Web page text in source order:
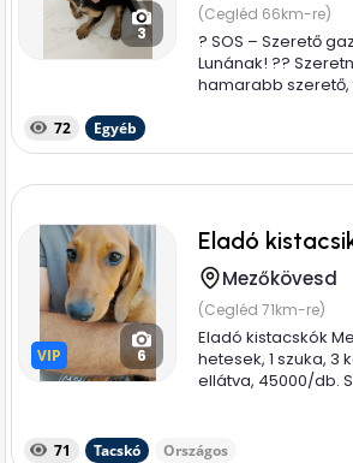
3
(Cegléd 66km-re)
? SOS – Szerető
Lunának! ??
hamarabb
72 Egyéb
VIP
VIP 6
Eladó
Mezőkövesd
(Cegléd 71km-re)
Eladó kistacskók
hetesek, 1 szuka, 3
ellátva, 45000/db.
71 Tacskó Országos